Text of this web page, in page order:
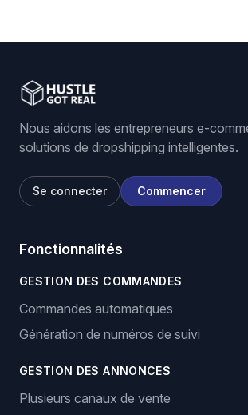
Nous aidons les entrepreneurs e-
solutions de dropshipping intelligentes.
Se connecter Commencer
Fonctionnalités
GESTION DES COMMANDES
Commandes automatiques
Génération de numéros de suivi
GESTION DES ANNONCES
Plusieurs canaux de vente